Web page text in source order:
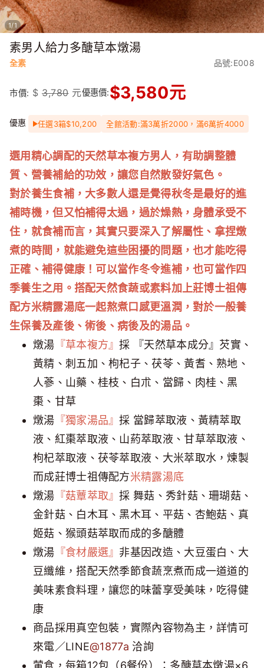
1/1
素男人給力多醣草本燉湯
全素 品號:E008
市價: $ 3,780 元優惠價:$3,580元
優惠 任選3箱$10,200 全館活動:滿3萬折2000，滿6萬折4000
選用精心調配的天然草本複方男人，有助調整體
質、營養補給的功效，讓您自然散發好氣色。
對於養生食補，大多數人還是覺得秋冬是最好的進
補時機，但又怕補得太過，過於燥熱，身體承受不
住，就食補而言，其實只要深入了解屬性、拿捏燉
煮的時間，就能避免這些困擾的問題，也才能吃得
正確、補得健康！可以當作冬令進補，也可當作四
季養生之用。搭配天然食蔬或素料加上莊博士祖傳
配方米精露湯底一起熬煮口感更溫潤，對於一般養
生保養及產後、術後、病後及的湯品。
燉湯 『草本複方』採 『天然草本成分』芡實、
黃精、刺五加、枸杞子、茯苓、黃耆、熟地、
人蔘、山藥、桂枝、白朮、當歸、肉桂、黑
棗、甘草
燉湯 『獨家湯品』採 當歸萃取液、黃精萃取
液、紅棗萃取液、山葯萃取液、甘草萃取液、
枸杞萃取液、茯苓萃取液、大米萃取水，煉製
而成莊博士祖傳配方米精露湯底
燉湯 『菇蕈萃取』採 舞菇、秀針菇、珊瑚菇、
金針菇、白木耳、黑木耳、平菇、杏鮑菇、真
姬菇、猴頭菇萃取而成的多醣體
燉湯 『食材嚴選』 非基因改造、大豆蛋白、大
豆纖維，搭配天然季節食蔬烹煮而成一道道的
美味素食料理，讓您的味蕾享受美味，吃得健
康
商品採用真空包裝，實際內容物為主，詳情可
來電／LINE@1877a 洽詢
葷食，每箱12包（6餐份）：多醣草本燉湯×6